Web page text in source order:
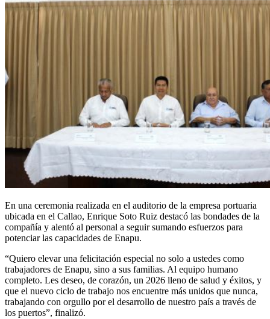
En una ceremonia realizada en el auditorio de la empresa portuaria
ubicada en el Callao, Enrique Soto Ruiz destacó las bondades de la
compañía y alentó al personal a seguir sumando esfuerzos para
potenciar las capacidades de Enapu.
“Quiero elevar una felicitación especial no solo a ustedes como
trabajadores de Enapu, sino a sus familias. Al equipo humano
completo. Les deseo, de corazón, un 2026 lleno de salud y éxitos, y
que el nuevo ciclo de trabajo nos encuentre más unidos que nunca,
trabajando con orgullo por el desarrollo de nuestro país a través de
los puertos”, finalizó.